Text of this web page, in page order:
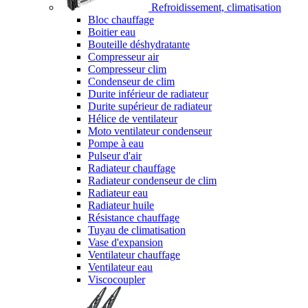
Refroidissement, climatisation
Bloc chauffage
Boitier eau
Bouteille déshydratante
Compresseur air
Compresseur clim
Condenseur de clim
Durite inférieur de radiateur
Durite supérieur de radiateur
Hélice de ventilateur
Moto ventilateur condenseur
Pompe à eau
Pulseur d'air
Radiateur chauffage
Radiateur condenseur de clim
Radiateur eau
Radiateur huile
Résistance chauffage
Tuyau de climatisation
Vase d'expansion
Ventilateur chauffage
Ventilateur eau
Viscocoupler